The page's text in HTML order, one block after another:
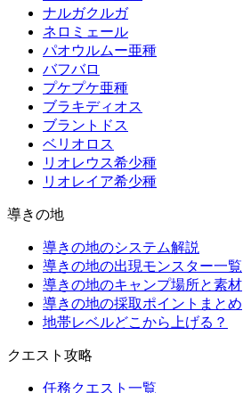
ナルガクルガ
ネロミェール
パオウルムー亜種
バフバロ
プケプケ亜種
ブラキディオス
ブラントドス
ベリオロス
リオレウス希少種
リオレイア希少種
導きの地
導きの地のシステム解説
導きの地の出現モンスター一覧
導きの地のキャンプ場所と素材
導きの地の採取ポイントまとめ
地帯レベルどこから上げる？
クエスト攻略
任務クエスト一覧